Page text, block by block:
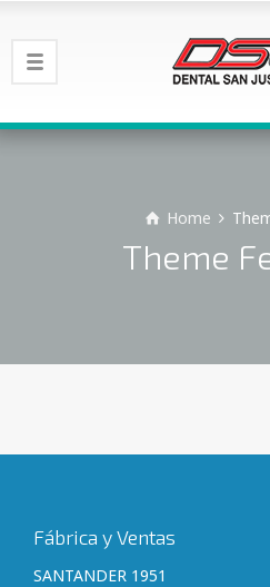
Home
Theme
Fábrica y Ventas
SANTANDER 1951